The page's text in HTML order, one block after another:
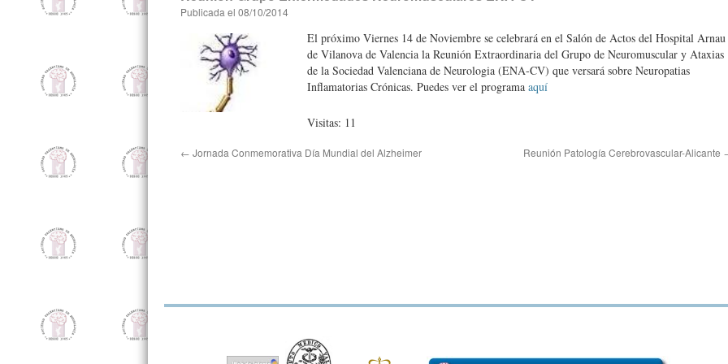
Publicada el 08/10/2014
El próximo Viernes 14 de Noviembre se celebrará en el Salón de Actos del Hospital Arnau
de Vilanova de Valencia la Reunión Extraordinaria del Grupo de Neuromuscular y Ataxias
de la Sociedad Valenciana de Neurologia (ENA-CV) que versará sobre Neuropatias
Inflamatorias Crónicas. Puedes ver el programa aquí
Visitas: 11
← Jornada Conmemorativa Día Mundial del Alzheimer Reunión Patología Cerebrovascular-Alicante